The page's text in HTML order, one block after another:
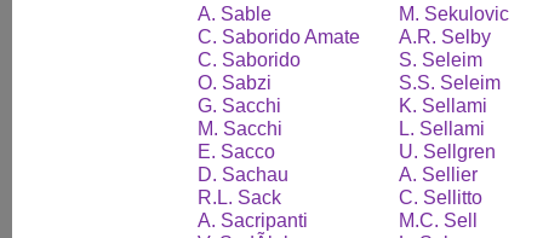
A. Sable
C. Saborido Amate
C. Saborido
O. Sabzi
G. Sacchi
M. Sacchi
E. Sacco
D. Sachau
R.L. Sack
A. Sacripanti
M. Sekulovic
A.R. Selby
S. Seleim
S.S. Seleim
K. Sellami
L. Sellami
U. Sellgren
A. Sellier
C. Sellitto
M.C. Sell